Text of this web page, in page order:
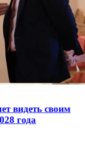
видеть своим
года